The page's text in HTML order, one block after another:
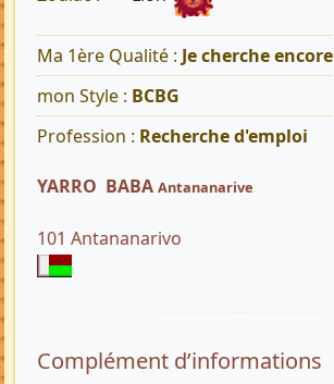
Ma 1ère Qualité : Je cherche encore
mon Style : BCBG
Profession : Recherche d'emploi
YARRO BABA Antananarive
101 Antananarivo
Complément d’informations